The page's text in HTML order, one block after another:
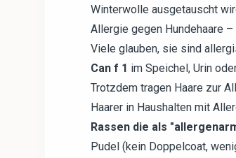
Winterwolle ausgetauscht
Allergie gegen Hundehaare
Viele glauben, sie sind
Can f 1 im Speichel, Urin
Trotzdem tragen Haare zur
Haarer in Haushalten mit
Rassen die als
Pudel (kein Doppelcoat,